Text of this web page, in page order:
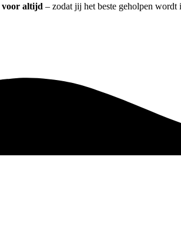
voor altijd – zodat jij het beste geholpen wordt